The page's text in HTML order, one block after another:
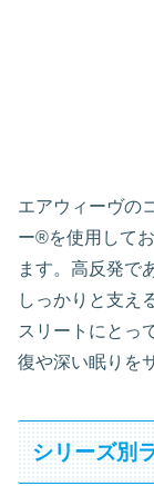
エアウィーヴの
ー®︎を使用して
ます。高反発で
しっかりと支え
スリートにとっ
復や深い眠りを
シリーズ別